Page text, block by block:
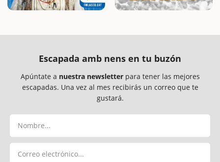
Escapada amb nens en tu buzón
Apúntate a nuestra newsletterpara tener las mejores
escapadas. Una vez al mes recibirás un correo que te
gustará.